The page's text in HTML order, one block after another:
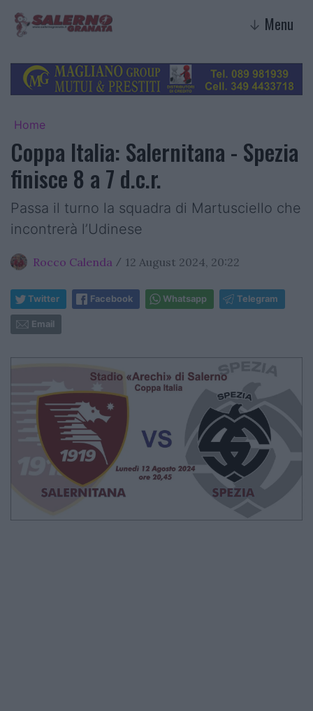
↓ Menu
Home
Coppa Italia: Salernitana - Spezia
finisce 8 a 7 d.c.r.
Passa il turno la squadra di Martusciello che
incontrerà l’Udinese
Rocco Calenda / 12 August 2024, 20:22
Twitter Facebook Whatsapp Telegram
Email